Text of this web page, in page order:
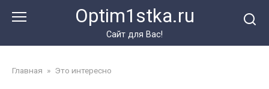
Optim1stka.ru
Сайт для Вас!
Главная » Это интересно